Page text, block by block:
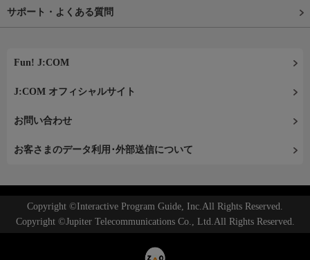
サポート・よくある質問
Fun! J:COM
J:COM オフィシャルサイト
お問い合わせ
お客さまのデータ利用･外部送信について
Copyright ©Interactive Program Guide, Inc.All Rights Reserved.
Copyright ©Jupiter Telecommunications Co., Ltd.All Rights Reserved.